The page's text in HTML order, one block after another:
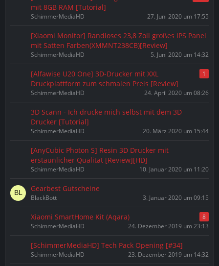
mit 8GB RAM [Tutorial]
SchimmerMediaHD 27. Juni 2020 um 17:55
[Xiaomi Monitor] Randloses 23,8 Zoll großes IPS Panel
mit Satten Farben(XMMNT238CB)[Review]
SchimmerMediaHD 5. Juni 2020 um 14:32
[Alfawise U20 One] 3D-Drucker mit XXL
Druckplattform zum schmalen Preis [Review]
1
SchimmerMediaHD 24. April 2020 um 08:26
3D Scann - Ich drucke mich selbst mit dem 3D
Drucker [Tutorial]
SchimmerMediaHD 20. März 2020 um 15:44
[AnyCubic Photon S] Resin 3D Drucker mit
erstaunlicher Qualität [Review][HD]
SchimmerMediaHD 10. Januar 2020 um 11:20
Gearbest Gutscheine
BlackBott 3. Januar 2020 um 09:15
Xiaomi SmartHome Kit (Aqara)
8
SchimmerMediaHD
24. Dezember 2019 um 23:13
[SchimmerMediaHD] Tech Pack Opening [#34]
SchimmerMediaHD 23. Dezember 2019 um 14:32